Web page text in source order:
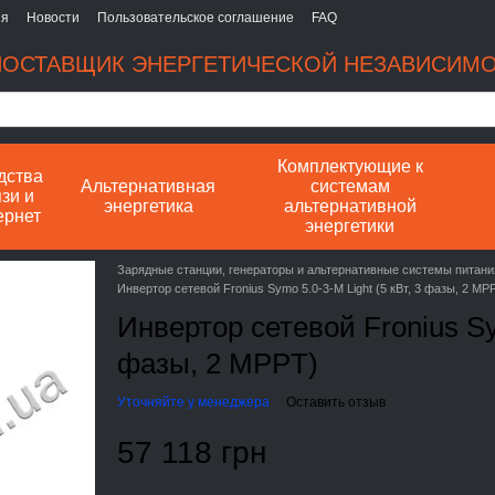
Новости Пользовательское соглашение FAQ
ЭНЕРГЕТИЧЕСКОЙ
и
Альтернативная
энергетика
Комплектующие к
системам
альтернативной
энергетики
Зарядные станции, генераторы и альтернативные системы
Инвертор сетевой Fronius Symo 5.0-3-М Light (5 кВт, 3 фазы, 2
Инвертор сетевой Fronius
фазы, 2 MPPT)
Уточняйте у менеджера Оставить отзыв
57 118 грн